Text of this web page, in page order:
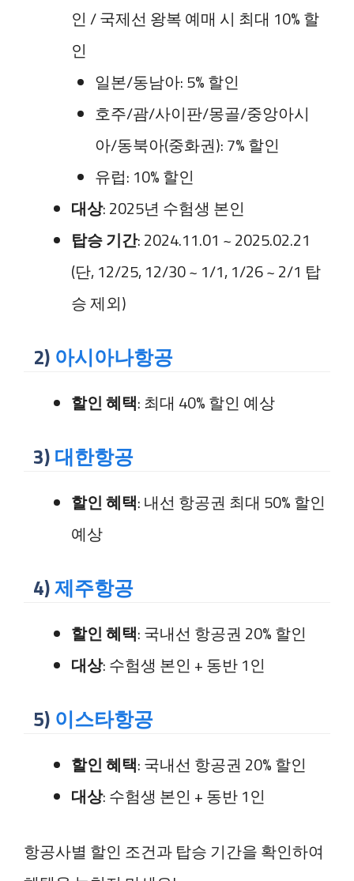
인 / 국제선 왕복 예매 시 최대 10% 할
인
일본/동남아: 5% 할인
호주/괌/사이판/몽골/중앙아시
아/동북아(중화권): 7% 할인
유럽: 10% 할인
대상: 2025년 수험생 본인
탑승 기간: 2024.11.01 ~ 2025.02.21
(단, 12/25, 12/30 ~ 1/1, 1/26 ~ 2/1 탑
승 제외)
2) 아시아나항공
할인 혜택: 최대 40% 할인 예상
3)대한항공
할인 혜택: 내선 항공권 최대 50% 할인
예상
4)제주항공
할인 혜택: 국내선 항공권 20% 할인
대상: 수험생 본인 + 동반 1인
5) 이스타항공
할인 혜택: 국내선 항공권 20% 할인
대상: 수험생 본인 + 동반 1인
항공사별 할인 조건과 탑승 기간을 확인하여